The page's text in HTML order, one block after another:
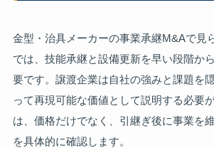
金型・治具メーカーの事業承継M&Aで見
では、技能承継と設備更新を早い段階か
要です。譲渡企業は自社の強みと課題を
って再現可能な価値として説明する必要
は、価格だけでなく、引継ぎ後に事業を
を具体的に確認します。